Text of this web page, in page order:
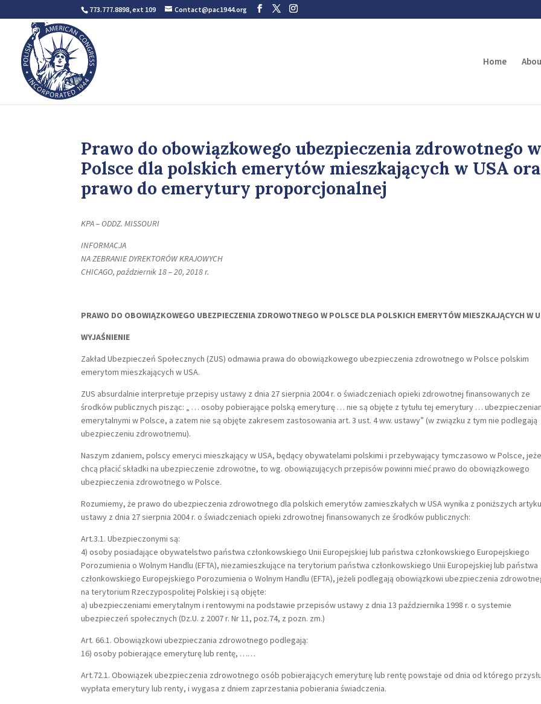
773.777.8898, ext 109 Contact@pac1944.org
Home
Prawo do obowiązkowego ubezpieczenia zdrowotnego
Polsce dla polskich emerytów mieszkających w USA
prawo do emerytury proporcjonalnej
KPA – ODDZ. MISSOURI
INFORMACJA
NA ZEBRANIE DYREKTORÓW KRAJOWYCH
CHICAGO, październik 18 – 20, 2018 r.
PRAWO DO OBOWIĄZKOWEGO UBEZPIECZENIA ZDROWOTNEGO W POLSCE DLA POLSKICH EMERYTÓW MIESZKAJĄCYCH W
WYJAŚNIENIE
Zakład Ubezpieczeń Społecznych (ZUS) odmawia prawa do obowiązkowego ubezpieczenia zdrowotnego w Polsce polskim
emerytom mieszkających w USA.
ZUS absurdalnie interpretuje przepisy ustawy z dnia 27 sierpnia 2004 r. o świadczeniach opieki zdrowotnej finansowanych ze
środków publicznych pisząc: „ … osoby pobierające polską emeryturę … nie są objęte z tytułu tej emerytury …
emerytalnymi w Polsce, a zatem nie są objęte zakresem zastosowania art. 3 ust. 4 ww. ustawy” (w związku z tym nie podlegają
ubezpieczeniu zdrowotnemu).
Naszym zdaniem, polscy emeryci mieszkający w USA, będący obywatelami polskimi i przebywający tymczasowo w Polsce,
chcą płacić składki na ubezpieczenie zdrowotne, to wg. obowiązujących przepisów powinni mieć prawo do obowiązkowego
ubezpieczenia zdrowotnego w Polsce.
Rozumiemy, że prawo do ubezpieczenia zdrowotnego dla polskich emerytów zamieszkałych w USA wynika z poniższych
ustawy z dnia 27 sierpnia 2004 r. o świadczeniach opieki zdrowotnej finansowanych ze środków publicznych:
Art.3.1. Ubezpieczonymi są:
4) osoby posiadające obywatelstwo państwa członkowskiego Unii Europejskiej lub państwa członkowskiego Europejskiego
Porozumienia o Wolnym Handlu (EFTA), niezamieszkujące na terytorium państwa członkowskiego Unii Europejskiej lub państwa
członkowskiego Europejskiego Porozumienia o Wolnym Handlu (EFTA), jeżeli podlegają obowiązkowi ubezpieczenia
na terytorium Rzeczypospolitej Polskiej i są objęte:
a) ubezpieczeniami emerytalnym i rentowymi na podstawie przepisów ustawy z dnia 13 października 1998 r. o systemie
ubezpieczeń społecznych (Dz.U. z 2007 r. Nr 11, poz.74, z pozn. zm.)
Art. 66.1. Obowiązkowi ubezpieczania zdrowotnego podlegają:
16) osoby pobierające emeryturę lub rentę, ……
Art.72.1. Obowiązek ubezpieczenia zdrowotnego osób pobierających emeryturę lub rentę powstaje od dnia od którego
wypłata emerytury lub renty, i wygasa z dniem zaprzestania pobierania świadczenia.